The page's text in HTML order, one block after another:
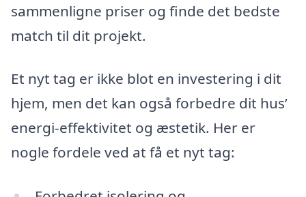
sammenligne priser og finde det bedste
match til dit projekt.
Et nyt tag er ikke blot en investering i dit
hjem, men det kan også forbedre dit hus’
energi-effektivitet og æstetik. Her er
nogle fordele ved at få et nyt tag: